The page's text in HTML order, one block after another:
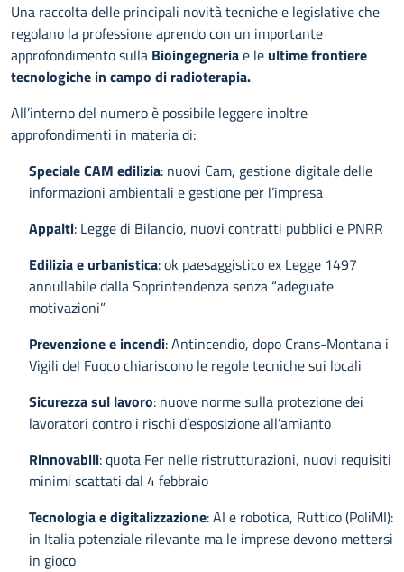
Una raccolta delle principali novità tecniche e legislative che
regolano la professione aprendo con un importante
approfondimento sulla Bioingegneriae le ultime frontiere
tecnologiche in campo di radioterapia.
All’interno del numero è possibile leggere inoltre
approfondimenti in materia di:
Speciale CAM edilizia: nuovi Cam, gestione digitale delle
informazioni ambientali e gestione per l’impresa
Appalti: Legge di Bilancio, nuovi contratti pubblici e PNRR
Edilizia e urbanistica: ok paesaggistico ex Legge 1497
annullabile dalla Soprintendenza senza “adeguate
motivazioni”
Prevenzione e incendi: Antincendio, dopo Crans-Montana i
Vigili del Fuoco chiariscono le regole tecniche sui locali
Sicurezza sul lavoro: nuove norme sulla protezione dei
lavoratori contro i rischi d’esposizione all’amianto
Rinnovabili: quota Fer nelle ristrutturazioni, nuovi requisiti
minimi scattati dal 4 febbraio
Tecnologia e digitalizzazione: AI e robotica, Ruttico (PoliMI):
in Italia potenziale rilevante ma le imprese devono mettersi
in gioco